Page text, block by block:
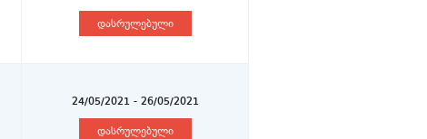
დასრულებული
24/05/2021 - 26/05/2021
დასრულებული